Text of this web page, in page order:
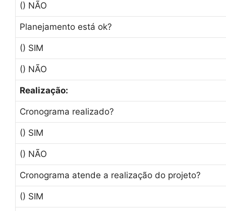
() NÃO
Planejamento está ok?
() SIM
() NÃO
Realização:
Cronograma realizado?
() SIM
() NÃO
Cronograma atende a realização do projeto?
() SIM